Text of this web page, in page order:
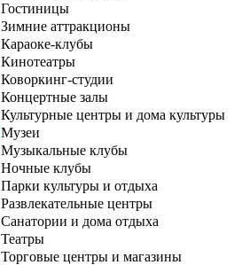
Гостиницы
Зимние аттракционы
Караоке-клубы
Кинотеатры
Коворкинг-студии
Концертные залы
Культурные центры и дома культуры
Музеи
Музыкальные клубы
Ночные клубы
Парки культуры и отдыха
Развлекательные центры
Санатории и дома отдыха
Театры
Торговые центры и магазины